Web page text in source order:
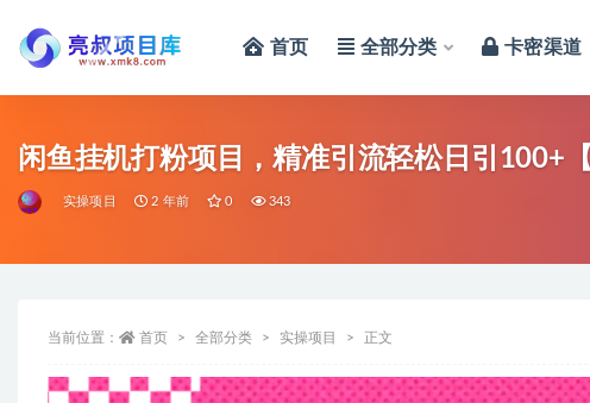
首页 全部分类 卡密渠道
闲鱼挂机打粉项目，精准引流轻松日引100+
实操项目 2 年前 0 343
当前位置： 首页 全部分类 实操项目 正文